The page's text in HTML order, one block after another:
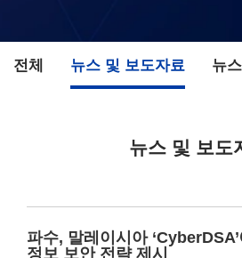
전체 뉴스 및 보도자료 뉴
뉴스 및 보도
파수, 말레이시아
정보 보안 전략 제시